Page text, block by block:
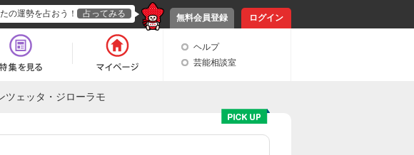
無料会員登録 ログイン
の運勢を占おう！ 占ってみる
ヘルプ
芸能相談室
ツェッタ・ジローラモ